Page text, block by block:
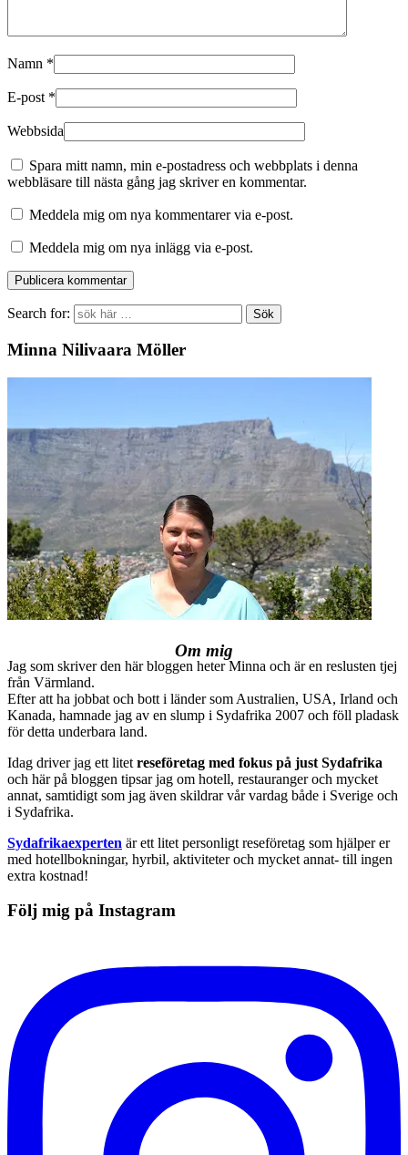
Namn *
E-post *
Webbsida
Spara mitt namn, min e-postadress och webbplats i denna
webbläsare till nästa gång jag skriver en kommentar.
Meddela mig om nya kommentarer via e-post.
Meddela mig om nya inlägg via e-post.
Search for:
Minna Nilivaara Möller
Om mig
Jag som skriver den här bloggen heter Minna och är en reslusten tjej
från Värmland.
Efter att ha jobbat och bott i länder som Australien, USA, Irland och
Kanada, hamnade jag av en slump i Sydafrika 2007 och föll pladask
för detta underbara land.
Idag driver jag ett litet reseföretag med fokus på just Sydafrika
och här på bloggen tipsar jag om hotell, restauranger och mycket
annat, samtidigt som jag även skildrar vår vardag både i Sverige och
i Sydafrika.
Sydafrikaexperten är ett litet personligt reseföretag som hjälper er
med hotellbokningar, hyrbil, aktiviteter och mycket annat- till ingen
extra kostnad!
Följ mig på Instagram